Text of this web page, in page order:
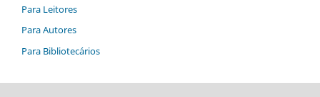
Para Leitores
Para Autores
Para Bibliotecários